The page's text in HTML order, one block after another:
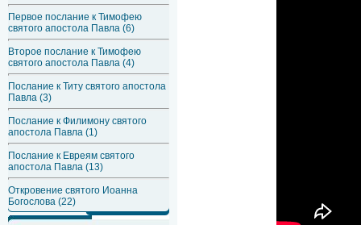
Первое послание к Тимофею
святого апостола Павла (6)
Второе послание к Тимофею
святого апостола Павла (4)
Послание к Титу святого апостола
Павла (3)
Послание к Филимону святого
апостола Павла (1)
Послание к Евреям святого
апостола Павла (13)
Откровение святого Иоанна
Богослова (22)